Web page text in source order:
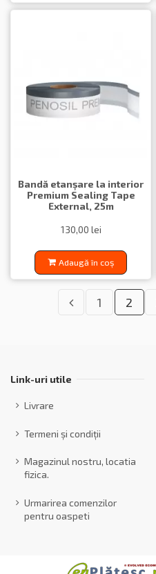
Bandă etanșare la interior
Premium Sealing Tape
External, 25m
130,00 lei
Adaugă în coș
1 2
Link-uri utile
Livrare
Termeni și condiții
Magazinul nostru, locatia
fizica.
Urmarirea comenzilor
pentru oaspeti